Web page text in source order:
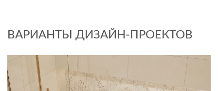
ВАРИАНТЫ ДИЗАЙН-ПРОЕКТОВ